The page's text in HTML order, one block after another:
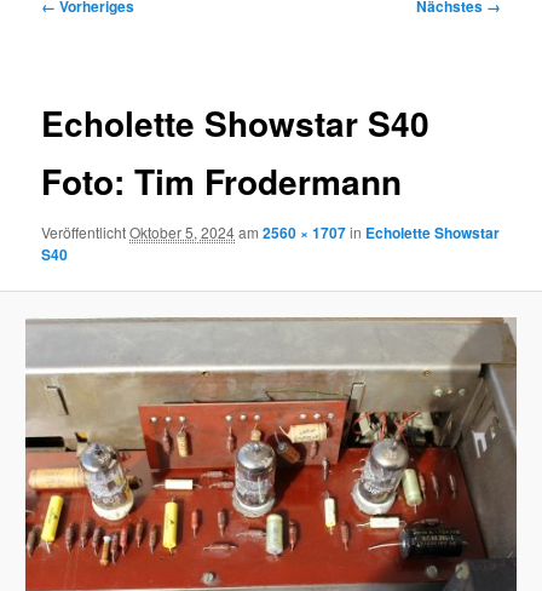
← Vorheriges Nächstes →
Echolette Showstar S40
Foto: Tim Frodermann
VeröffentlichtOktober 5, 2024am2560 × 1707in Echolette Showstar
S40